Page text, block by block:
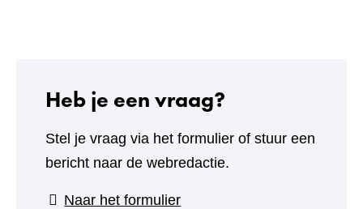
Heb je een vraag?
Stel je vraag via het formulier of stuur een
bericht naar de webredactie.
Naar het formulier(verwijst